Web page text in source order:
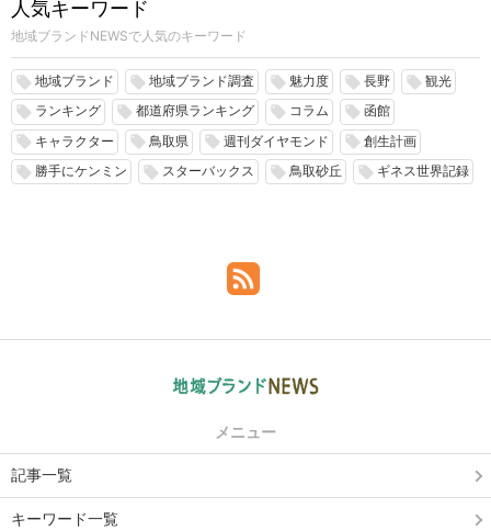
人気キーワード
地域ブランドNEWSで人気のキーワード
local_offer 地域ブランド local_offer 地域ブランド調査 local_offer 魅力度 local_offer 長野 local_offer 観光
local_offer ランキング local_offer 都道府県ランキング local_offer コラム local_offer 函館
local_offer キャラクター local_offer 鳥取県 local_offer 週刊ダイヤモンド local_offer 創生計画
local_offer 勝手にケンミン local_offer スターバックス local_offer 鳥取砂丘 local_offer ギネス世界記録
メニュー
記事一覧
キーワード一覧